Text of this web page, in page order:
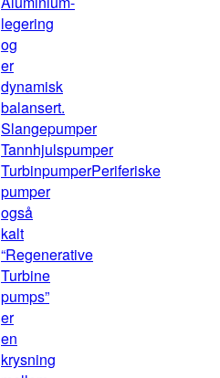
legering
og
er
dynamisk
balansert.
Slangepumper
Tannhjulspumper
TurbinpumperPeriferiske
pumper
også
kalt
“Regenerative
Turbine
pumps”
er
en
krysning